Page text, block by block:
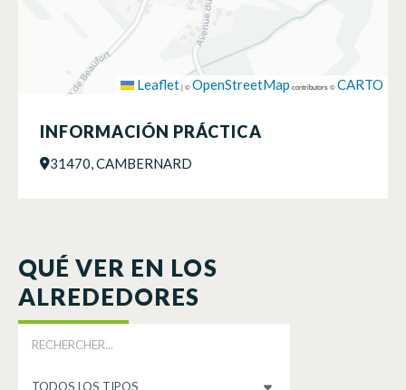
Leaflet|©OpenStreetMap contributors ©CARTO
INFORMACIÓN PRÁCTICA
31470, CAMBERNARD
QUÉ VER EN LOS
ALREDEDORES